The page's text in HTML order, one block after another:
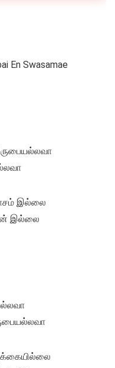
En Swasamae
இல்லை
இல்லை